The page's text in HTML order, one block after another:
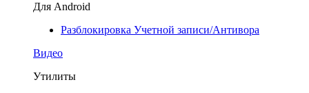
Для Android
Разблокировка Учетной записи/Антивора
Видео
Утилиты